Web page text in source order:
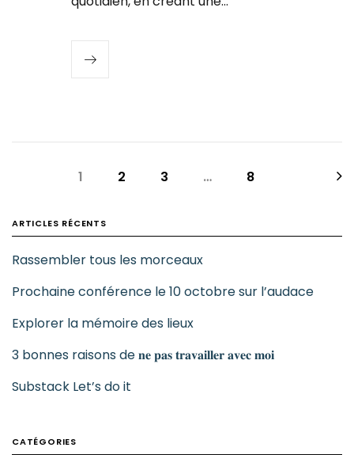
1 2 3 … 8
ARTICLES RÉCENTS
Rassembler tous les morceaux
Prochaine conférence le 10 octobre sur l’audace
Explorer la mémoire des lieux
3 bonnes raisons de 𝐧𝐞 𝐩𝐚𝐬 𝐭𝐫𝐚𝐯𝐚𝐢𝐥𝐥𝐞𝐫 𝐚𝐯𝐞𝐜 𝐦𝐨𝐢
Substack Let’s do it
CATÉGORIES